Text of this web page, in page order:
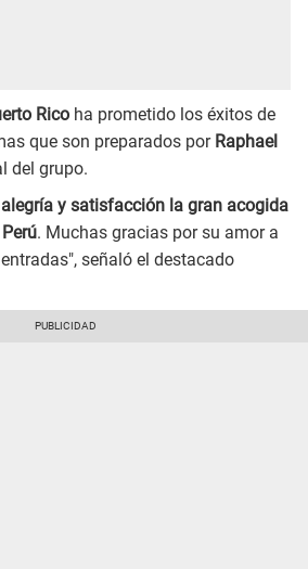
Rico ha prometido los éxitos de
que son preparados por Raphael
del grupo.
y satisfacción la gran acogida
. Muchas gracias por su amor a
señaló el destacado